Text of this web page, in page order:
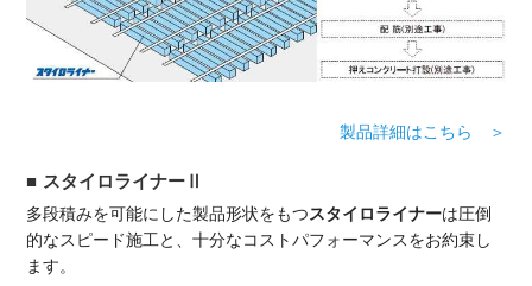
製品詳細はこちら ＞
スタイロライナーⅡ
多段積みを可能にした製品形状をもつスタイロライナーは圧倒
的なスピード施工と、十分なコストパフォーマンスをお約束し
ます。